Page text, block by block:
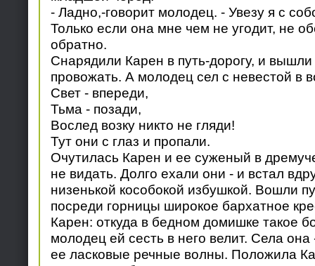
- Ладно,-говорит молодец. - Увезу я с
Только если она мне чем не угодит, не
обратно.
Снарядили Карен в путь-дорогу, и вышли
провожать. А молодец сел с невестой в
Свет - впереди,
Тьма - позади,
Вослед возку никто не гляди!
Тут они с глаз и пропали.
Очутилась Карен и ее суженый в
не видать. Долго ехали они - и встал
низенькой кособокой избушкой. Вошли
посреди горницы широкое бархатное
Карен: откуда в бедном домишке такое
молодец ей сесть в него велит. Села она
ее ласковые речные волны. Положила